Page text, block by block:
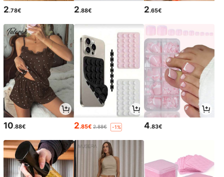
2.78€ 2.88€ 2.65€
10.88€ 2.85€ 2.88€ -1% 4.83€